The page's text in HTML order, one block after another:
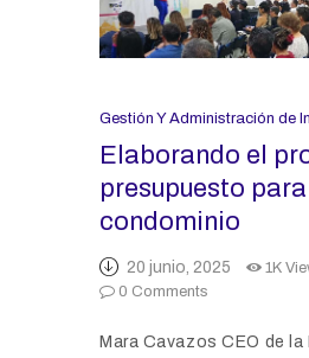
Gestión Y Administración de
Elaborando el
presupuesto para
condominio
20 junio, 2025 1K
0 Comments
Mara Cavazos CEO de la